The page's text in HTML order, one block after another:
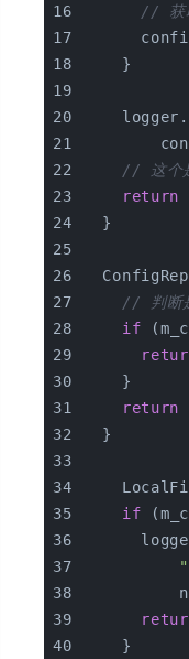
// 获
    }
// 这个
return
  }
// 判断
if
    }
return
  }
if
    }